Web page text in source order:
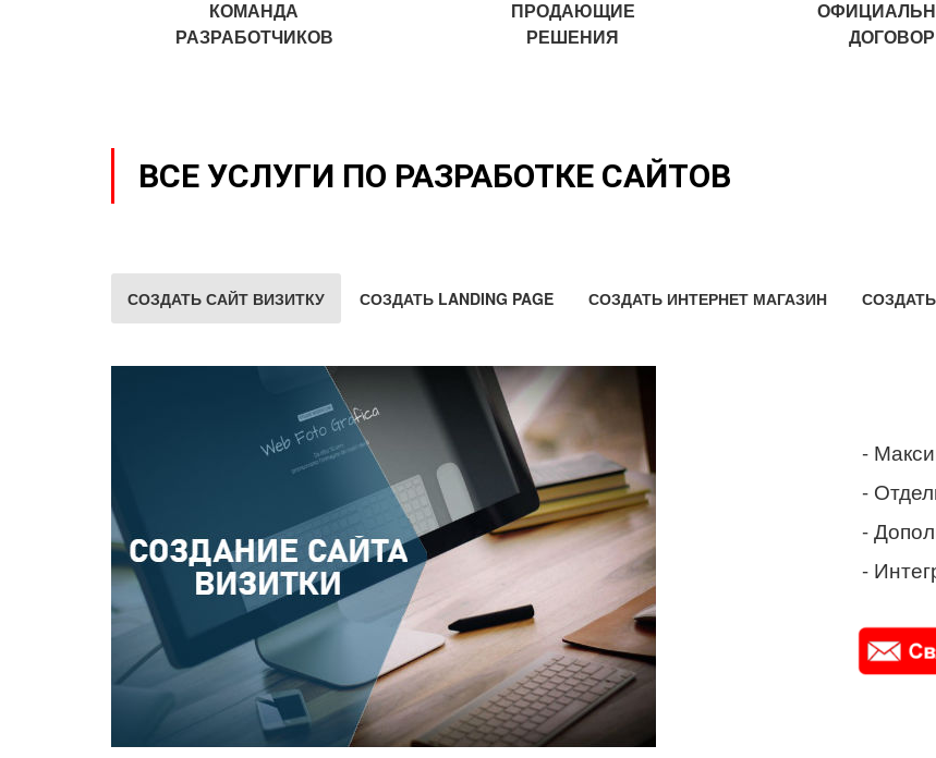
КОМАНДА
РАЗРАБОТЧИКОВ
ПРОДАЮЩИЕ
РЕШЕНИЯ
ДОГОВОР
ВСЕ УСЛУГИ ПО РАЗРАБОТКЕ САЙТОВ
СОЗДАТЬ САЙТ ВИЗИТКУ СОЗДАТЬ LANDING PAGE СОЗДАТЬ ИНТЕРНЕТ МАГАЗИН
-
-
-
-